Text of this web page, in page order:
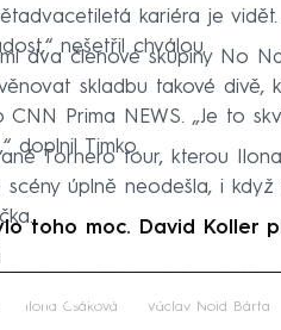
kariéra je
nešetřil chválou.
dva členové skupiny No
skladbu takové divě,
Prima NEWS. „Je to
doplnil Timko.
Tornero tour, kterou
scény úplně neodešla, i
Bylo toho moc. David
Failed to fetch
Ilona Csáková Václav Noid Bárta